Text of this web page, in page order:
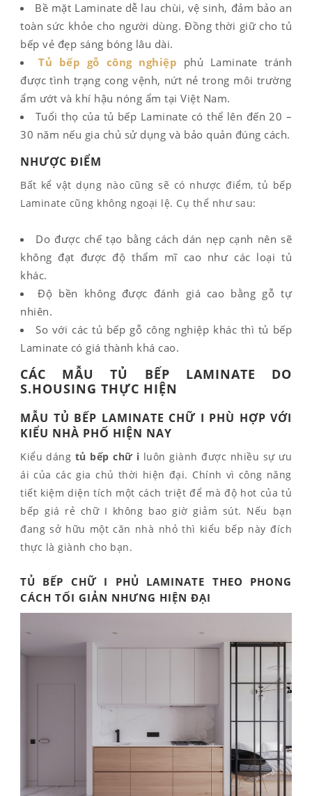
Bề mặt Laminate dễ lau chùi, vệ sinh, đảm bảo an
toàn sức khỏe cho người dùng. Đồng thời giữ cho tủ
bếp vẻ đẹp sáng bóng lâu dài.
Tủ bếp gỗ công nghiệp phủ Laminate tránh
được tình trạng cong vệnh, nứt nẻ trong môi trường
ẩm ướt và khí hậu nóng ẩm tại Việt Nam.
Tuổi thọ của tủ bếp Laminate có thể lên đến 20 –
30 năm nếu gia chủ sử dụng và bảo quản đúng cách.
NHƯỢC ĐIỂM
Bất kể vật dụng nào cũng sẽ có nhược điểm, tủ bếp
Laminate cũng không ngoại lệ. Cụ thể như sau:
Do được chế tạo bằng cách dán nẹp cạnh nên sẽ
không đạt được độ thẩm mĩ cao như các loại tủ
khác.
Độ bền không được đánh giá cao bằng gỗ tự
nhiên.
So với các tủ bếp gỗ công nghiệp khác thì tủ bếp
Laminate có giá thành khá cao.
CÁC MẪU TỦ BẾP LAMINATE DO
S.HOUSING THỰC HIỆN
MẪU TỦ BẾP LAMINATE CHỮ I PHÙ HỢP VỚI
KIỂU NHÀ PHỐ HIỆN NAY
Kiểu dáng tủ bếp chữ i luôn giành được nhiều sự ưu
ái của các gia chủ thời hiện đại. Chính vì công năng
tiết kiệm diện tích một cách triệt để mà độ hot của tủ
bếp giá rẻ chữ I không bao giờ giảm sút. Nếu bạn
đang sở hữu một căn nhà nhỏ thì kiểu bếp này đích
thực là giành cho bạn.
TỦ BẾP CHỮ I PHỦ LAMINATE THEO PHONG
CÁCH TỐI GIẢN NHƯNG HIỆN ĐẠI